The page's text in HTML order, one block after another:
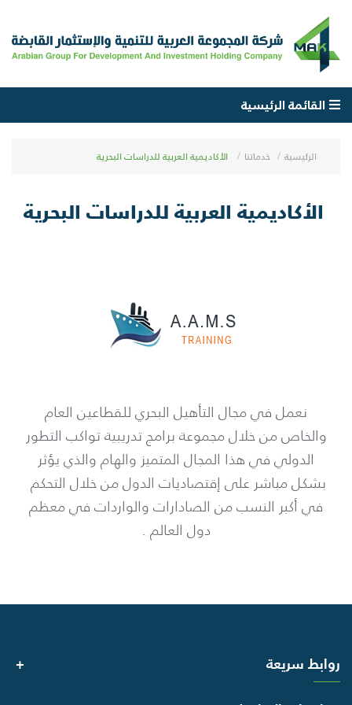
القائمة الرئيسية
الرئيسية خدماتنا الأكاديمية العربية للدراسات البحرية
الأكاديمية العربية للدراسات البحرية
نعمل في مجال التأهيل البحري للقطاعين العام
والخاص من خلال مجموعة برامج تدريبية تواكب التطور
الدولي في هذا المجال المتميز والهام والذي يؤثر
بشكل مباشر على إقتصاديات الدول من خلال التحكم
في أكبر النسب من الصادارات والواردات في معظم
دول العالم .
روابط سريعة